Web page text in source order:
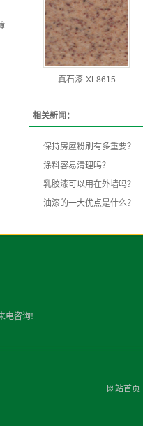
真石漆-XL8615
相关新闻：
保持房屋粉刷有多重要？
涂料容易清理吗？
乳胶漆可以用在外墙吗？
油漆的一大优点是什么？
电咨询!
网站首页